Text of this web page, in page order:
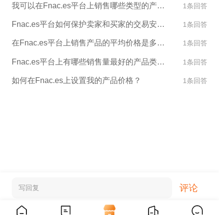
我可以在Fnac.es平台上销售哪些类型的产品？ 1条回答
Fnac.es平台如何保护卖家和买家的交易安全？ 1条回答
在Fnac.es平台上销售产品的平均价格是多少？ 1条回答
Fnac.es平台上有哪些销售量最好的产品类别？ 1条回答
如何在Fnac.es上设置我的产品价格？ 1条回答
写回复 评论